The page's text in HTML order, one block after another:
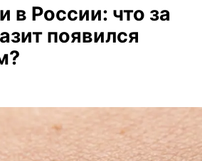
в России: что за
появился